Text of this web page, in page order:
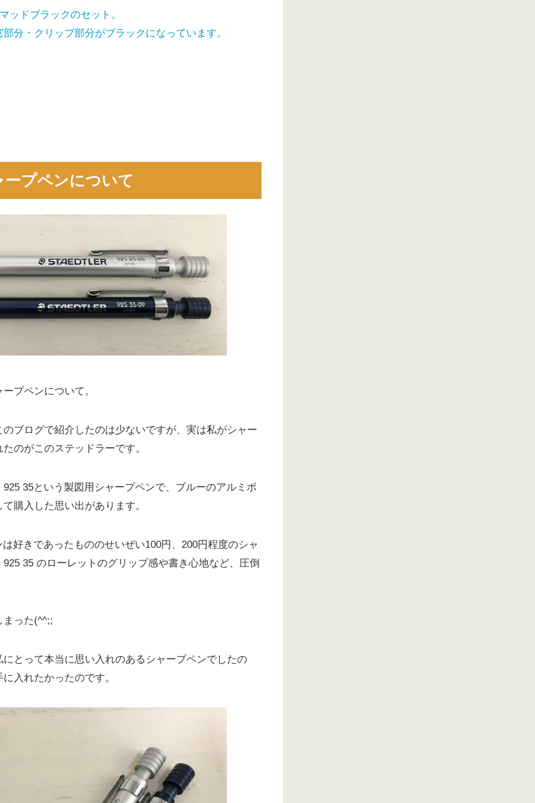
ッドブラックのセット。
分・クリップ部分がブラックになっています。
プペンについて
プペンについて。
ブログで紹介したのは少ないですが、実は私がシャー
のがこのステッドラーです。
35という製図用シャープペンで、ブルーのアルミボ
購入した思い出があります。
好きであったもののせいぜい100円、200円程度のシャ
35 のローレットのグリップ感や書き心地など、圧倒
まった(^^;;
とって本当に思い入れのあるシャープペンでしたの
入れたかったのです。